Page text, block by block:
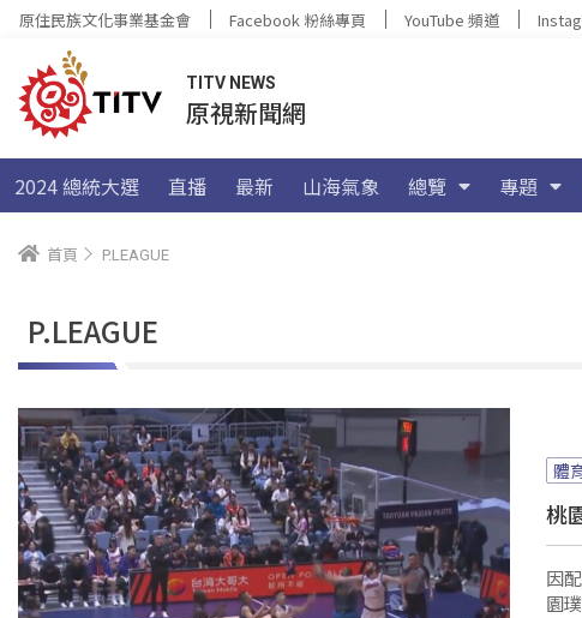
原住民族文化事業基金會 Facebook 粉絲專頁 YouTube 頻道
TITV NEWS
原視新聞網
2024 總統大選 直播 最新 山海氣象 總覽 專題
首頁 P.LEAGUE
P.LEAGUE
體
桃
因
園